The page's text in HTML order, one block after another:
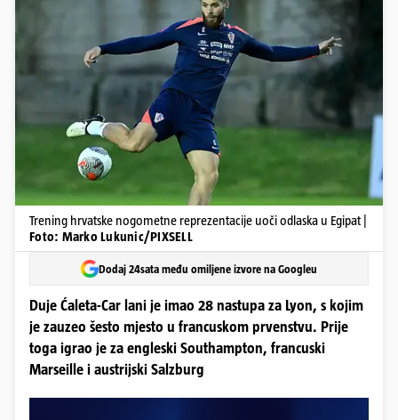
Trening hrvatske nogometne reprezentacije uoči odlaska u Egipat |
Foto: Marko Lukunic/PIXSELL
Dodaj 24sata među omiljene izvore na Googleu
Duje Ćaleta-Car lani je imao 28 nastupa za Lyon, s kojim
je zauzeo šesto mjesto u francuskom prvenstvu. Prije
toga igrao je za engleski Southampton, francuski
Marseille i austrijski Salzburg